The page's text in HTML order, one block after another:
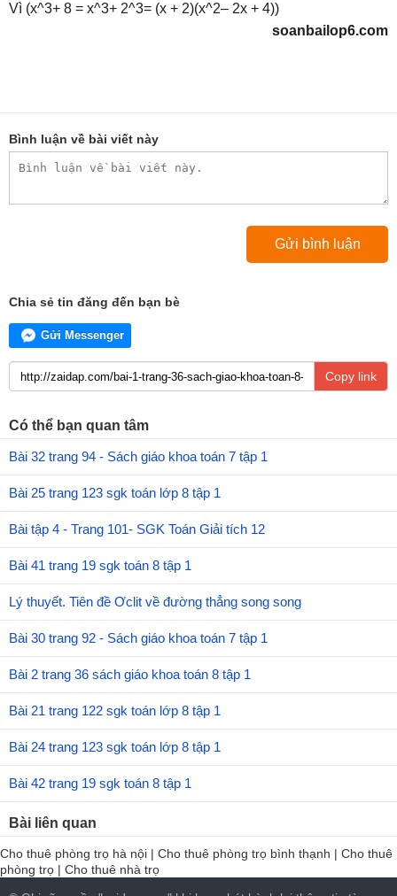
Vì (x^3+ 8 = x^3+ 2^3= (x + 2)(x^2– 2x + 4))
soanbailop6.com
Bình luận về bài viết này
Chia sẻ tin đăng đến bạn bè
Gửi Messenger
Copy link
Có thể bạn quan tâm
Bài 32 trang 94 - Sách giáo khoa toán 7 tập 1
Bài 25 trang 123 sgk toán lớp 8 tập 1
Bài tập 4 - Trang 101- SGK Toán Giải tích 12
Bài 41 trang 19 sgk toán 8 tập 1
Lý thuyết. Tiên đề Ơclit về đường thẳng song song
Bài 30 trang 92 - Sách giáo khoa toán 7 tập 1
Bài 2 trang 36 sách giáo khoa toán 8 tập 1
Bài 21 trang 122 sgk toán lớp 8 tập 1
Bài 24 trang 123 sgk toán lớp 8 tập 1
Bài 42 trang 19 sgk toán 8 tập 1
Bài liên quan
Cho thuê phòng trọ hà nội | Cho thuê phòng trọ bình thạnh | Cho thuê
phòng trọ | Cho thuê nhà trọ